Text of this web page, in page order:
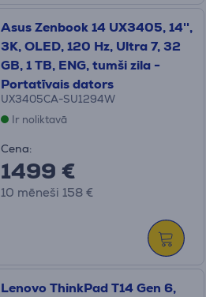
Asus Zenbook 14 UX3405, 14'',
3K, OLED, 120 Hz, Ultra 7, 32
GB, 1 TB, ENG, tumši zila -
Portatīvais dators
UX3405CA-SU1294W
Ir noliktavā
Cena:
1499 €
10 mēneši 158 €
Lenovo ThinkPad T14 Gen 6,